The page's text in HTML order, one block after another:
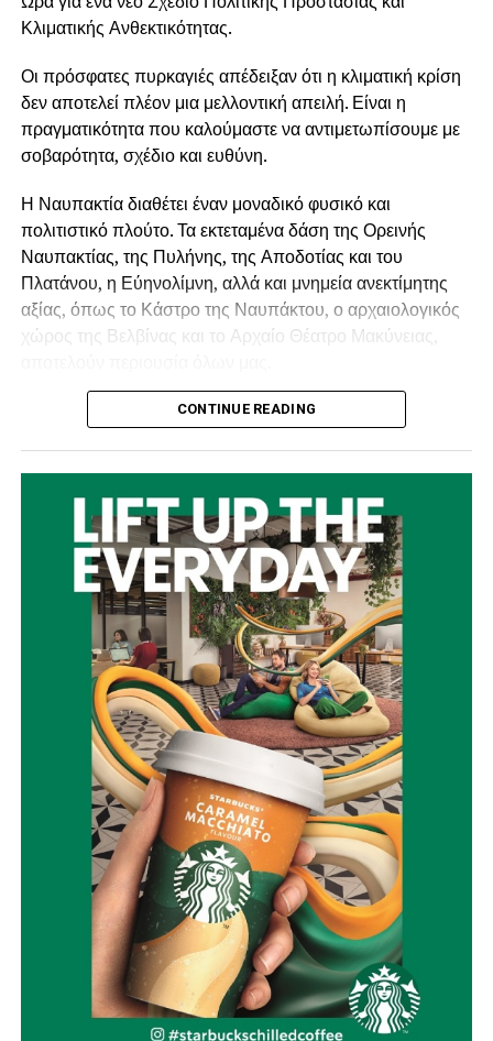
συμπληρώνουν έργα των Erik Satie, Carlo Domeniconi,
Cardoso και Roland Dyens, καθώς και επιλογές από
τραγούδια των Beatles.
Κάτω από τον αυγουστιάτικο ουρανό και στο ξεχωριστό
περιβάλλον Αρχοντικού Μπότσαρη, τα «Νυχτερινά της
γεμάτη μελωδίες, εικόνες και μουσικά χρώματα από την
Ελλάδα, τη Μεσόγειο και τον κόσμο.
Κλιματικής Ανθεκτικότητας.
Οι πρόσφατες πυρκαγιές απέδειξαν ότι η κλιματική κρίση
δεν αποτελεί πλέον μια μελλοντική απειλή. Είναι η
πραγματικότητα που καλούμαστε να αντιμετωπίσουμε με
σοβαρότητα, σχέδιο και ευθύνη.
Η Ναυπακτία διαθέτει έναν μοναδικό φυσικό και
πολιτιστικό πλούτο. Τα εκτεταμένα δάση της Ορεινής
Ναυπακτίας, της Πυλήνης, της Αποδοτίας και του
Πλατάνου, η Εύηνολίμνη, αλλά και μνημεία ανεκτίμητης
αξίας, όπως το Κάστρο της Ναυπάκτου, ο αρχαιολογικός
χώρος της Βελβίνας και το Αρχαίο Θέατρο Μακύνειας,
Η προστασία τους δεν μπορεί να βασίζεται μόνο στην
διαρκή συνεργασία όλων των εμπλεκόμενων φορέων.
Γι’ αυτό προτείνουμε τη δημιουργία του προγράμματος
«ΑΣΠΙΔΑ ΝΑΥΠΑΚΤΙΑ 2030», ενός σύγχρονου σχεδίου
Πολιτικής Προστασίας και Κλιματικής Ανθεκτικότητας,
που θα περιλαμβάνει:
Ψηφιακή επιτήρηση των δασών, με drones, θερμικές
κάμερες και σύγχρονα συστήματα έγκαιρης ανίχνευσης
καπνού και πυρκαγιάς.
Αξιοποίηση της Εύηνολίμνης ως επιχειρησιακού
πλεονεκτήματος, εξετάζοντας τη δυνατότητα υδροληψίας
από εναέρια μέσα και δημιουργώντας δίκτυο
υδατοδεξαμενών στις ορεινές δημοτικές ενότητες.
Ίδρυση Δημοτικού Σώματος Εθελοντών Πολιτικής
Προστασίας, με εκπαίδευση, πιστοποίηση και ουσιαστικά
κίνητρα συμμετοχής για νέους, αποστράτους των
Σωμάτων Ασφαλείας και ενεργούς πολίτες, σε
συνεργασία με όλες τις εθελοντικές ομάδες της περιοχής.
CONTINUE READING